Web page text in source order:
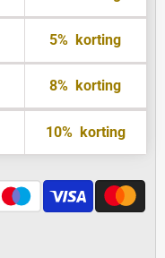
5% korting
8% korting
10%korting